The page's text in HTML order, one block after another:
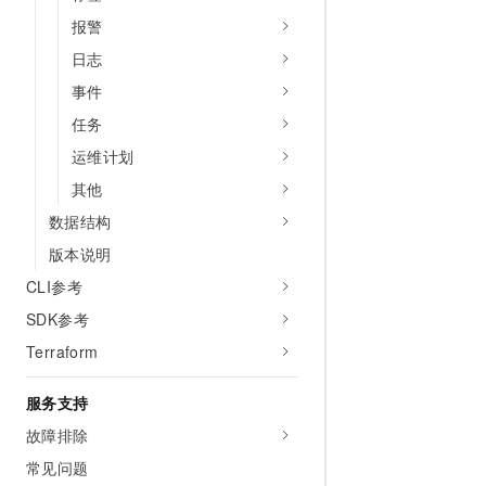
报警
日志
事件
任务
运维计划
其他
数据结构
版本说明
CLI参考
SDK参考
Terraform
服务支持
故障排除
常见问题